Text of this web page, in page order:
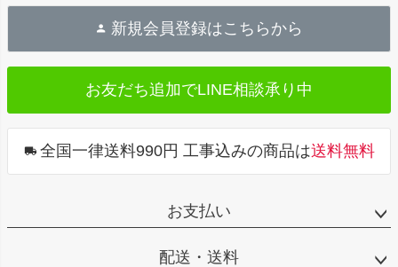
ト
プ
へ
新規会員登録はこちらから
お友だち追加でLINE相談承り中
全国一律送料990円 工事込みの商品は送料無料
お支払い
配送・送料